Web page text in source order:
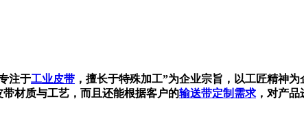
注于工业皮带 ，擅长于特殊加工”为企业宗旨，以工匠精神为
材质与工艺，而且还能根据客户的输送带定制需求 ，对产